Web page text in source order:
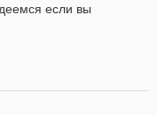
если вы